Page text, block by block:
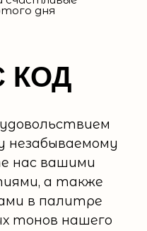
дня
КОД
незабываемому
нас вашими
а также
в палитре
тонов нашего